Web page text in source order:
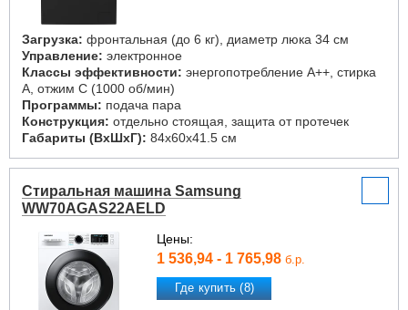
Загрузка: фронтальная (до 6 кг), диаметр люка 34 см
Управление: электронное
Классы эффективности: энергопотребление A++, стирка
A, отжим C (1000 об/мин)
Программы: подача пара
Конструкция: отдельно стоящая, защита от протечек
Габариты (ВxШxГ): 84x60x41.5 см
Стиральная машина Samsung
WW70AGAS22AELD
Цены:
1 536,94 - 1 765,98 б.р.
Где купить (8)